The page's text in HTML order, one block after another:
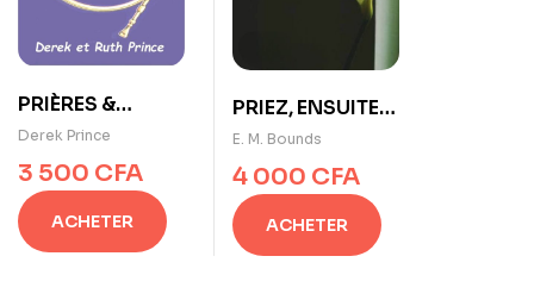
PRIÈRES &
PROCLAMATIONS
de Derek Prince
Derek Prince
3 500 CFA
ACHETER
PRIEZ, ENSUITE
PRÊCHEZ de E. M.
Bounds
E. M. Bounds
4 000 CFA
ACHETER